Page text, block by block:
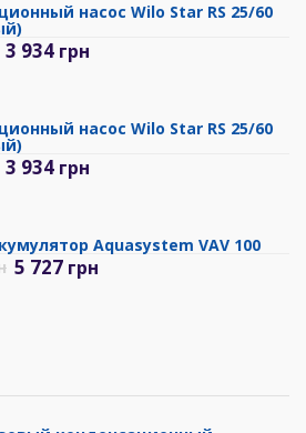
насос Wilo Star RS 25/60
3 934 грн
насос Wilo Star RS 25/60
3 934 грн
Aquasystem VAV 100
5 727 грн